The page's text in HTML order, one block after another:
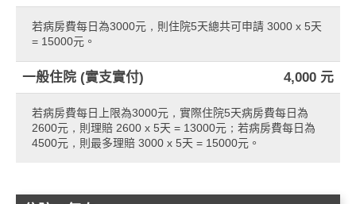
若病房費每日為3000元，則住院5天總共可申請 3000 x 5天
= 15000元。
一般住院 (實支實付) 4,000 元
若病房費每日上限為3000元，實際住院5天病房費每日為
2600元，則理賠 2600 x 5天 = 13000元；若病房費每日為
4500元，則最多理賠 3000 x 5天 = 15000元。